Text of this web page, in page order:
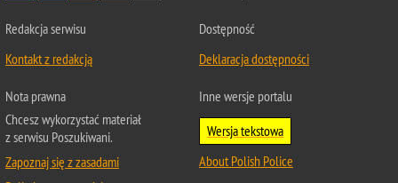
Redakcja serwisu
Kontakt z redakcją
Dostępność
Deklaracja dostępności
Nota prawna
Chcesz wykorzystać materiał
z serwisu Poszukiwani.
Zapoznaj się z zasadami
Inne wersje portalu
Wersja tekstowa
About Polish Police